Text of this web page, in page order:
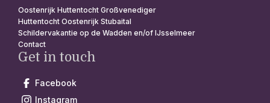
Oostenrijk Huttentocht Großvenediger
Huttentocht Oostenrijk Stubaital
Schildervakantie op de Wadden en/of IJsselmeer
Contact
Get in touch
Facebook
Instagram